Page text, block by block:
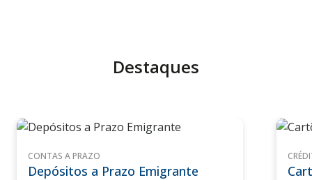
Destaques
CONTAS A PRAZO
Depósitos a Prazo Emigrante